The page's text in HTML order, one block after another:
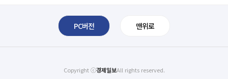
PC버전 맨위로
Copyright ⓒ경제일보All rights reserved.